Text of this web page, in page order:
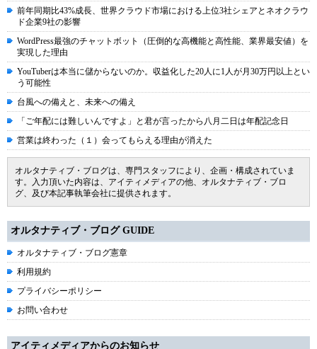
前年同期比43%成長、世界クラウド市場における上位3社シェアとネオクラウ
ド企業9社の影響
WordPress最強のチャットボット（圧倒的な高機能と高性能、業界最安値）を
実現した理由
YouTuberは本当に儲からないのか。収益化した20人に1人が月30万円以上とい
う可能性
台風への備えと、未来への備え
「ご年配には難しいんですよ」と君が言ったから八月二日は年配記念日
営業は終わった（１）会ってもらえる理由が消えた
オルタナティブ・ブログは、専門スタッフにより、企画・構成されていま
す。入力頂いた内容は、アイティメディアの他、オルタナティブ・ブロ
グ、及び本記事執筆会社に提供されます。
オルタナティブ・ブログ GUIDE
オルタナティブ・ブログ憲章
利用規約
プライバシーポリシー
お問い合わせ
アイティメディアからのお知らせ